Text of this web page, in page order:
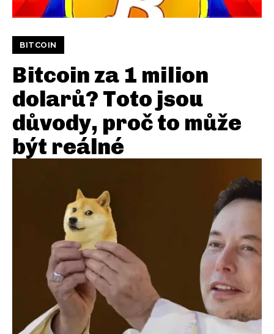
BITCOIN
Bitcoin za 1 milion
dolarů? Toto jsou
důvody, proč to může
být reálné